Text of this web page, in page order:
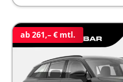
ab 261,– € mtl.